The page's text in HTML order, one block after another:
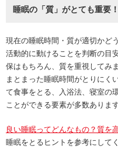
睡眠の「質」がとても重要！
現在の睡眠時間・質が適切かど
活動的に動けることを判断の目
保はもちろん、質を重視してみ
まとまった睡眠時間がとりにく
て食事をとる、入浴法、寝室の
ことができる要素が多数あります
良い睡眠ってどんなもの？質を
睡眠をとるヒントを参考にして